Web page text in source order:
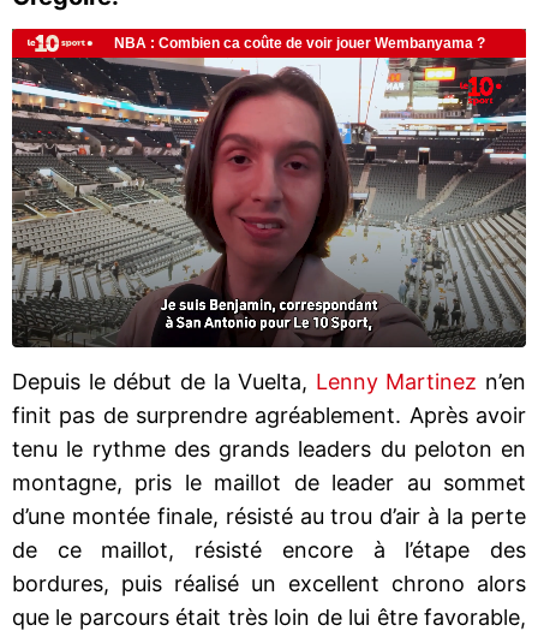
Depuis le début de la Vuelta, Lenny Martinez n’en
finit pas de surprendre agréablement. Après avoir
tenu le rythme des grands leaders du peloton en
montagne, pris le maillot de leader au sommet
d’une montée finale, résisté au trou d’air à la perte
de ce maillot, résisté encore à l’étape des
bordures, puis réalisé un excellent chrono alors
que le parcours était très loin de lui être favorable,